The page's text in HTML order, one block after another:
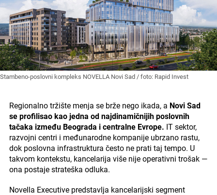
Stambeno-poslovni kompleks NOVELLA Novi Sad / foto: Rapid Invest
Regionalno tržište menja se brže nego ikada, a Novi Sad
se profilisao kao jedna od najdinamičnijih poslovnih
tačaka između Beograda i centralne Evrope. IT sektor,
razvojni centri i međunarodne kompanije ubrzano rastu,
dok poslovna infrastruktura često ne prati taj tempo. U
takvom kontekstu, kancelarija više nije operativni trošak —
ona postaje strateška odluka.
Novella Executive predstavlja kancelarijski segment